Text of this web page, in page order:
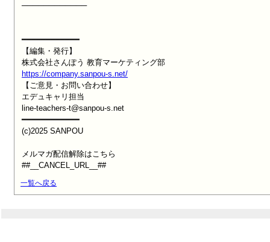
────────────
━━━━━━━━━━━━
【編集・発行】
https://company.sanpou-s.net/
【ご意見・お問い合わせ】
エデュキャリ担当
line-teachers-t@sanpou-s.net
━━━━━━━━━━━━
(c)2025 SANPOU
メルマガ配信解除はこちら
##__CANCEL_URL__##
一覧へ戻る